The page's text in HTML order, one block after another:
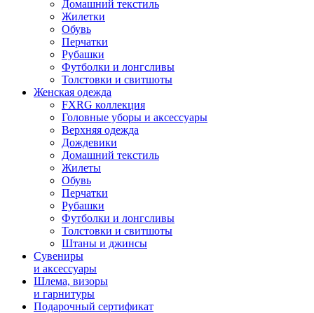
Домашний текстиль
Жилетки
Обувь
Перчатки
Рубашки
Футболки и лонгсливы
Толстовки и свитшоты
Женская одежда
FXRG коллекция
Головные уборы и аксессуары
Верхняя одежда
Дождевики
Домашний текстиль
Жилеты
Обувь
Перчатки
Рубашки
Футболки и лонгсливы
Толстовки и свитшоты
Штаны и джинсы
Сувениры
и аксессуары
Шлема, визоры
и гарнитуры
Подарочный сертификат